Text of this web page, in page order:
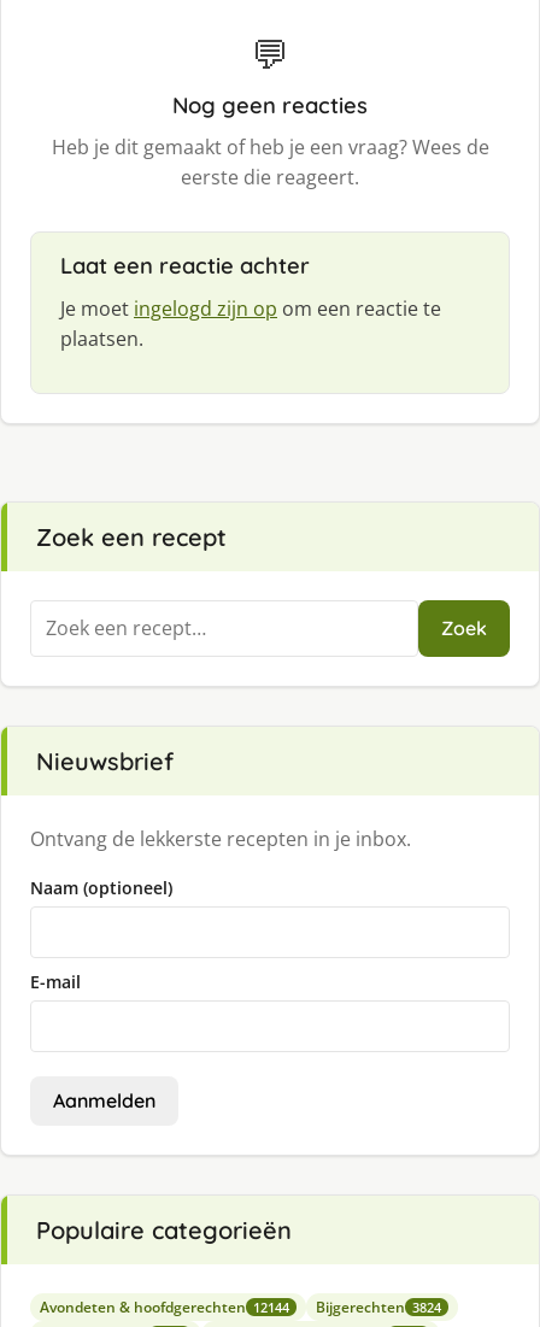
💬
Nog geen reacties
Heb je dit gemaakt of heb je een vraag? Wees de
eerste die reageert.
Laat een reactie achter
Je moet ingelogd zijn op om een reactie te
plaatsen.
Zoek een recept
Zoeken
naar:
Zoek
Nieuwsbrief
Ontvang de lekkerste recepten in je inbox.
Naam (optioneel)
E-mail
Aanmelden
Populaire categorieën
Avondeten & hoofdgerechten 12144 Bijgerechten 3824